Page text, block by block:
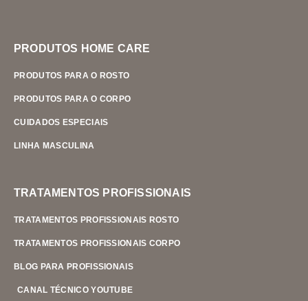
PRODUTOS HOME CARE
PRODUTOS PARA O ROSTO
PRODUTOS PARA O CORPO
CUIDADOS ESPECIAIS
LINHA MASCULINA
TRATAMENTOS PROFISSIONAIS
TRATAMENTOS PROFISSIONAIS ROSTO
TRATAMENTOS PROFISSIONAIS CORPO
BLOG PARA PROFISSIONAIS
CANAL TÉCNICO YOUTUBE